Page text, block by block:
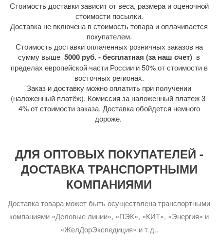
Стоимость доставки зависит от веса, размера и оценочной
стоимости посылки.
Доставка не включена в стоимость товара и оплачивается
покупателем.
Стоимость доставки оплаченных розничных заказов на
сумму выше 5000 руб. - бесплатная (за наш счет) в
пределах европейской части России и 50% от стоимости в
восточных регионах.
Заказ и доставку можно оплатить при получении
(наложенный платёж). Комиссия за наложенный платеж 3-
4% от стоимости заказа. Доставка обойдется немного
дороже.
ДЛЯ ОПТОВЫХ ПОКУПАТЕЛЕЙ -
ДОСТАВКА ТРАНСПОРТНЫМИ
КОМПАНИЯМИ
Доставка товара может быть осуществлена транспортными
компаниями «Деловые линии», «ПЭК», «КИТ», «Энергия» и
«ЖелДорЭкспедиция» и т.д..